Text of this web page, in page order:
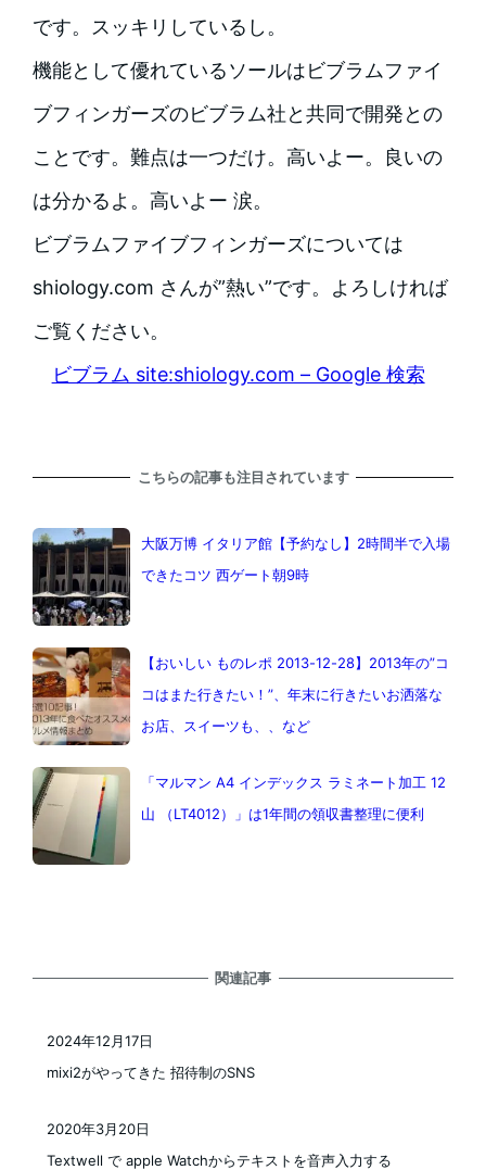
です。スッキリしているし。
機能として優れているソールはビブラムファイ
ブフィンガーズのビブラム社と共同で開発との
ことです。難点は一つだけ。高いよー。良いの
は分かるよ。高いよー 涙。
ビブラムファイブフィンガーズについては
shiology.com さんが”熱い”です。よろしければ
ご覧ください。
ビブラム site:shiology.com – Google 検索
こちらの記事も注目されています
大阪万博 イタリア館【予約なし】2時間半で入場
できたコツ 西ゲート朝9時
【おいしい ものレポ 2013-12-28】2013年の”コ
コはまた行きたい！”、年末に行きたいお洒落な
お店、スイーツも、、など
「マルマン A4 インデックス ラミネート加工 12
山 （LT4012）」は1年間の領収書整理に便利
関連記事
mixi2がやってきた 招待制のSNS
2024年12月17日
Textwell で apple Watchからテキストを音声入力する
2020年3月20日